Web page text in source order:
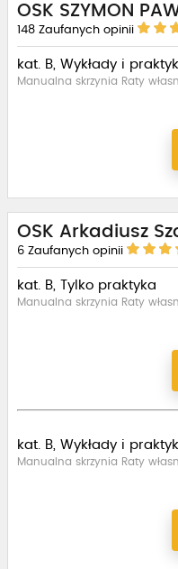
OSK SZYMON
148 Zaufanych opinii
kat. B, Wykłady i
Manualna skrzynia Raty
OSK Arkadiusz
6 Zaufanych opinii
kat. B, Tylko praktyka
Manualna skrzynia Raty
kat. B, Wykłady i
Manualna skrzynia Raty